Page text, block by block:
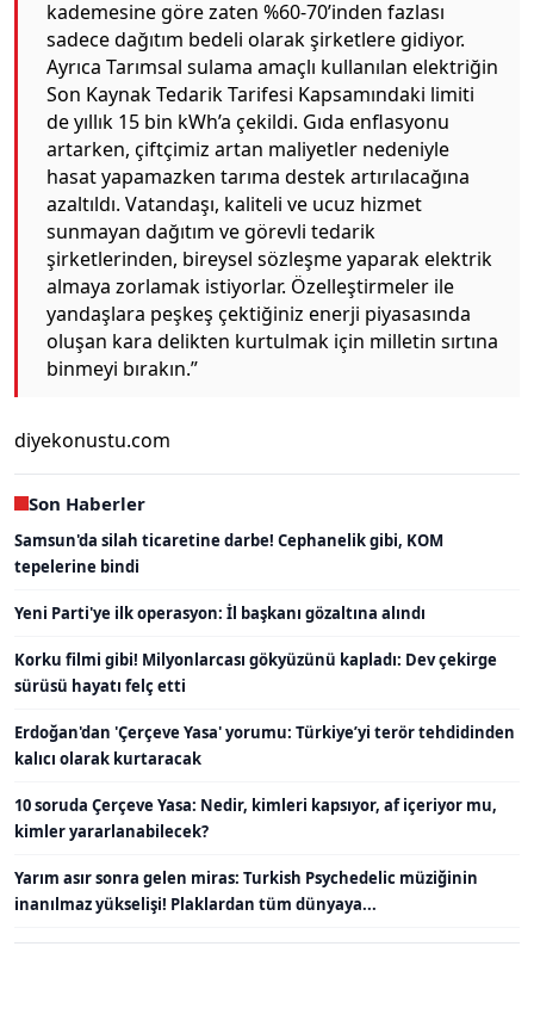
kademesine göre zaten %60-70’inden fazlası
sadece dağıtım bedeli olarak şirketlere gidiyor.
Ayrıca Tarımsal sulama amaçlı kullanılan elektriğin
Son Kaynak Tedarik Tarifesi Kapsamındaki limiti
de yıllık 15 bin kWh’a çekildi. Gıda enflasyonu
artarken, çiftçimiz artan maliyetler nedeniyle
hasat yapamazken tarıma destek artırılacağına
azaltıldı. Vatandaşı, kaliteli ve ucuz hizmet
sunmayan dağıtım ve görevli tedarik
şirketlerinden, bireysel sözleşme yaparak elektrik
almaya zorlamak istiyorlar. Özelleştirmeler ile
yandaşlara peşkeş çektiğiniz enerji piyasasında
oluşan kara delikten kurtulmak için milletin sırtına
binmeyi bırakın.”
diyekonustu.com
Son Haberler
Samsun'da silah ticaretine darbe! Cephanelik gibi, KOM
tepelerine bindi
Yeni Parti'ye ilk operasyon: İl başkanı gözaltına alındı
Korku filmi gibi! Milyonlarcası gökyüzünü kapladı: Dev çekirge
sürüsü hayatı felç etti
Erdoğan'dan 'Çerçeve Yasa' yorumu: Türkiye’yi terör tehdidinden
kalıcı olarak kurtaracak
10 soruda Çerçeve Yasa: Nedir, kimleri kapsıyor, af içeriyor mu,
kimler yararlanabilecek?
Yarım asır sonra gelen miras: Turkish Psychedelic müziğinin
inanılmaz yükselişi! Plaklardan tüm dünyaya...